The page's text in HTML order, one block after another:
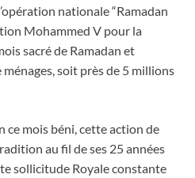
nationale “Ramadan
Mohammed V pour la
sacré de Ramadan et
soit près de 5 millions
ce mois béni, cette action de
au fil de ses 25 années
sollicitude Royale constante